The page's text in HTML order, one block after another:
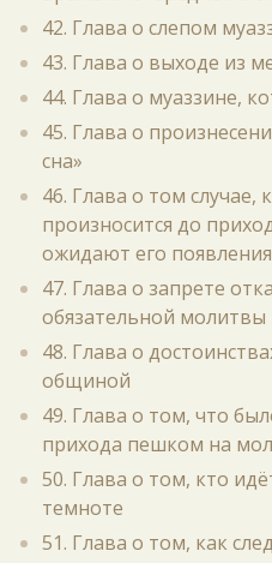
42. Глава о слепом
43. Глава о выходе из
44. Глава о муаззине,
45. Глава о
сна»
46. Глава о том случае,
произносится до
ожидают его
47. Глава о запрете
обязательной
48. Глава о
общиной
49. Глава о том, что
прихода пешком на
50. Глава о том, кто
темноте
51. Глава о том, как